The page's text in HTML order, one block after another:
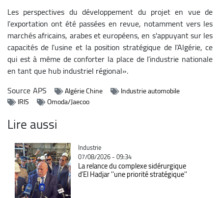
Les perspectives du développement du projet en vue de
l’exportation ont été passées en revue, notamment vers les
marchés africains, arabes et européens, en s'appuyant sur les
capacités de l’usine et la position stratégique de l’Algérie, ce
qui est à même de conforter la place de l’industrie nationale
en tant que hub industriel régional».
SourceAPS Algérie Chine
Industrie automobile
IRIS
Omoda/Jaecoo
Lire aussi
Catégorie
Industrie
07/08/2026 - 09:34
La relance du complexe sidérurgique
d’El Hadjar ''une priorité stratégique''